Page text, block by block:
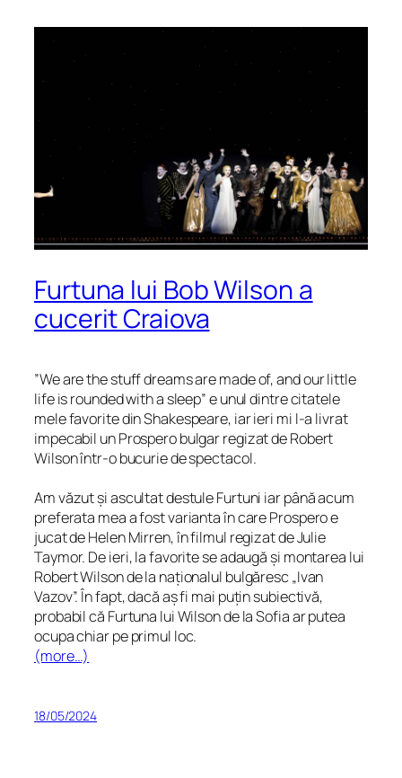
Furtuna lui Bob Wilson a
cucerit Craiova
”We are the stuff dreams are made of, and our little
life is rounded with a sleep” e unul dintre citatele
mele favorite din Shakespeare, iar ieri mi l-a livrat
impecabil un Prospero bulgar regizat de Robert
Wilson într-o bucurie de spectacol.
Am văzut și ascultat destule Furtuni iar până acum
preferata mea a fost varianta în care Prospero e
jucat de Helen Mirren, în filmul regizat de Julie
Taymor. De ieri, la favorite se adaugă și montarea lui
Robert Wilson de la naționalul bulgăresc „Ivan
Vazov”. În fapt, dacă aș fi mai puțin subiectivă,
probabil că Furtuna lui Wilson de la Sofia ar putea
ocupa chiar pe primul loc.
(more…)
18/05/2024